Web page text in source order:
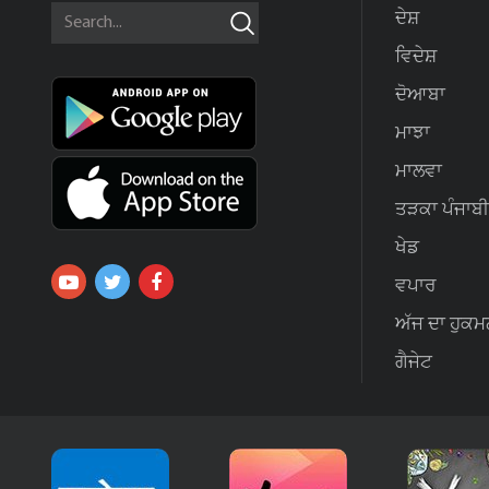
ਦੇਸ਼
ਵਿਦੇਸ਼
ਦੋਆਬਾ
ਮਾਝਾ
ਮਾਲਵਾ
ਤੜਕਾ ਪੰਜਾਬੀ
ਖੇਡ
ਵਪਾਰ
ਅੱਜ ਦਾ
ਗੈਜੇਟ